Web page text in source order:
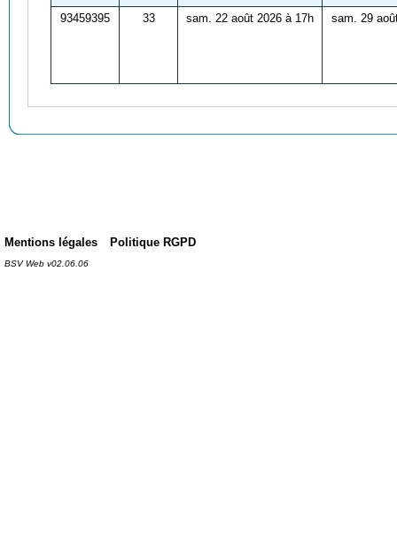
93459395 33 sam. 22 août 2026 à 17h sam. 29
Mentions légales Politique RGPD
BSV Web v02.06.06